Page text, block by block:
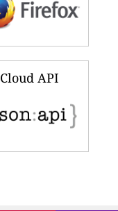
Cloud API